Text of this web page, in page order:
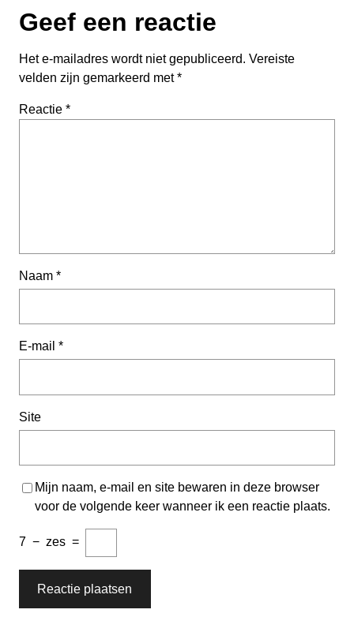
Geef een reactie
Het e-mailadres wordt niet gepubliceerd. Vereiste
velden zijn gemarkeerd met*
Reactie *
Naam *
E-mail *
Site
Mijn naam, e-mail en site bewaren in deze browser
voor de volgende keer wanneer ik een reactie plaats.
7 − zes =